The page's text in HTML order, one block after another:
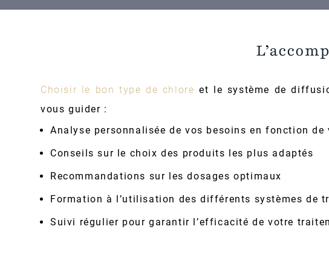
Choisir le bon type de chlore et le système de
vous guider :
Analyse personnalisée de vos besoins en fonction de
Conseils sur le choix des produits les plus adaptés
Recommandations sur les dosages optimaux
Formation à l’utilisation des différents systèmes de
Suivi régulier pour garantir l’efficacité de votre